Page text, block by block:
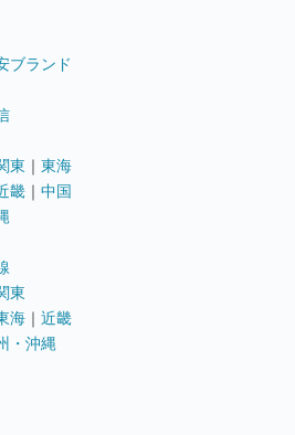
ブランド
東 ｜ 東海
畿 ｜ 中国
東
海 ｜ 近畿
・沖縄